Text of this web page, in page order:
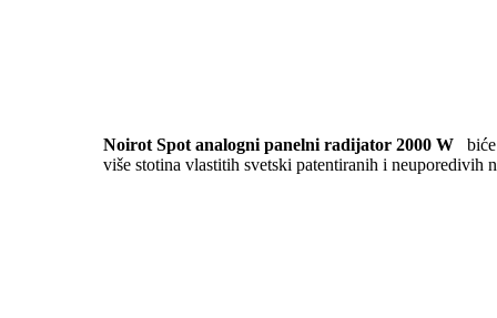
Noirot Spot analogni panelni radijator 2000 W
više stotina vlastitih svetski patentiranih i